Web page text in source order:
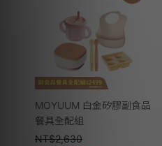
MOYUUM 白金矽膠副食品
餐具全配組
NT$2,630